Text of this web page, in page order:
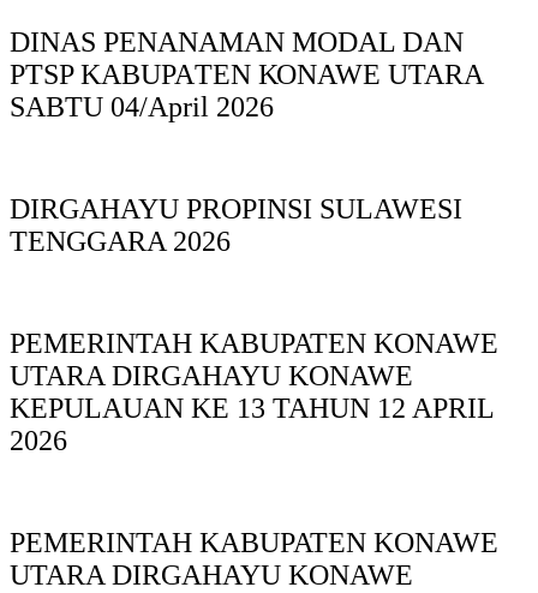
DINAS PΕΝΑΝΑΜAN MODAL DAN
PTSP KABUPAΤΕΝ ΚΟNAWE UTARA
SABTU 04/April 2026
DIRGAHAYU PROPINSI SULAWESI
TENGGARA 2026
PEMERINTAH KABUPATEN KONAWE
UTARA DIRGAHAYU KONAWE
KEPULAUAN KE 13 TAHUN 12 APRIL
2026
PEMERINTAH KABUPATEN KONAWE
UTARA DIRGAHAYU KONAWE